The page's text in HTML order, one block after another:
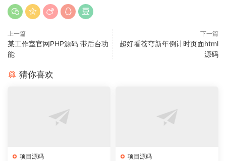
上一篇
某工作室官网PHP源码 带后台功
能
下一篇
超好看苍穹新年倒计时页面html
源码
猜你喜欢
项目源码 项目源码